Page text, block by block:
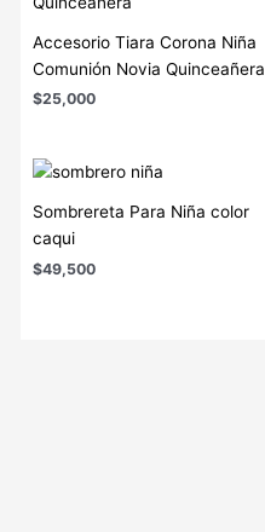
Accesorio Tiara Corona Niña
Comunión Novia Quinceañera
$25,000
Sombrereta Para Niña color
caqui
$49,500